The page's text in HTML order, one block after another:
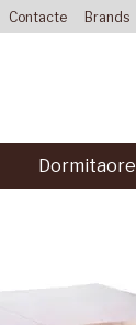
Contacte Brands
Dormitaore